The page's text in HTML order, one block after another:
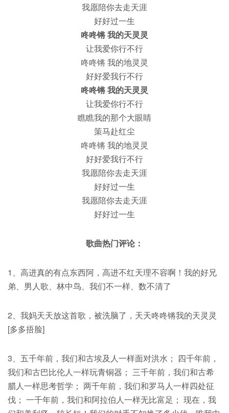
我愿陪你去走天涯
好好过一生
咚咚锵 我的天灵灵
让我爱你行不行
咚咚锵 我的地灵灵
好好爱我行不行
咚咚锵 我的天灵灵
让我爱你行不行
瞧瞧我的那个大眼睛
策马赴红尘
咚咚锵 我的地灵灵
好好爱我行不行
我愿陪你去走天涯
好好过一生
我愿陪你去走天涯
好好过一生
歌曲热门评论：
1、高进真的有点东西阿，高进不红天理不容啊！我的好兄
弟、男人歌、林中鸟、我们不一样、数不清了
2、我妈天天放这首歌，被洗脑了，天天咚咚锵我的天灵灵
[多多捂脸]
3、五千年前，我们和古埃及人一样面对洪水； 四千年前，
我们和古巴比伦人一样玩青铜器； 三千年前，我们和古希
腊人一样思考哲学； 两千年前，我们和罗马人一样四处征
伐； 一千年前，我们和阿拉伯人一样无比富足； 现在，我